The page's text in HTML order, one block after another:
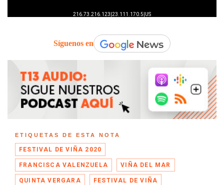
Síguenos en
ETIQUETAS DE ESTA NOTA
FESTIVAL DE VIÑA 2020
FRANCISCA VALENZUELA VIÑA DEL MAR
QUINTA VERGARA FESTIVAL DE VIÑA